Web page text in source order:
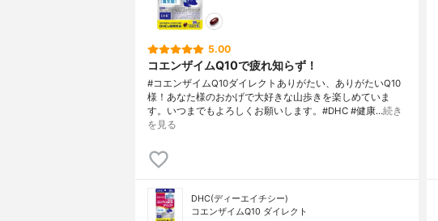
5.00
コエンザイムQ10で疲れ知らず！
#コエンザイムQ10ダイレクトありがたい、ありがたいQ10
様！あなた様のおかげで大好きな山歩きを楽しめていま
す。いつまでもよろしくお願いします。#DHC #健康…続き
を見る
DHC(ディーエイチシー)
コエンザイムQ10 ダイレクト